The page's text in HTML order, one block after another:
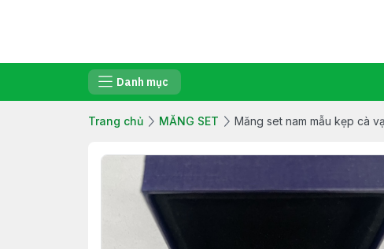
Danh mục
Trang chủ MĂNG SET Măng set nam mẫu kẹp cà